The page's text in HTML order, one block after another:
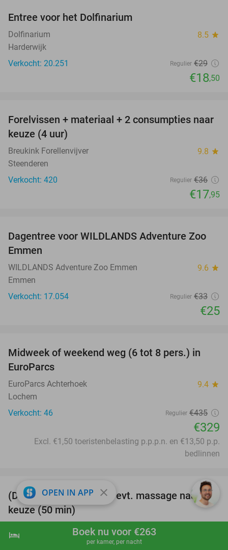
shopping_cart Boek nu
hotel Boek nu voor €263
per kamer, per nacht
Entree voor het Dolfinarium
Dolfinarium 8.5 star
Harderwijk
Verkocht: 20.251
Regulier €29
€18,50
50%
Forelvissen + materiaal + 2 consumpties naar
keuze (4 uur)
Breukink Forellenvijver 9.8 star
Steenderen
Verkocht: 420
Regulier €36
€17,95
24%
Dagentree voor WILDLANDS Adventure Zoo
Emmen
WILDLANDS Adventure Zoo Emmen 9.6 star
Emmen
Verkocht: 17.054
Regulier €33
€25
24%
Midweek of weekend weg (6 tot 8 pers.) in
EuroParcs
EuroParcs Achterhoek 9.4 star
Lochem
Verkocht: 46
Regulier €435
€329
Excl. €1,50 toeristenbelasting p.p.p.n. en €13,50 p.p.
bedlinnen
31%
(Duo)floaten (60 min) + evt. massage naar
keuze (50 min)
Winterswijk
OPEN IN APP close